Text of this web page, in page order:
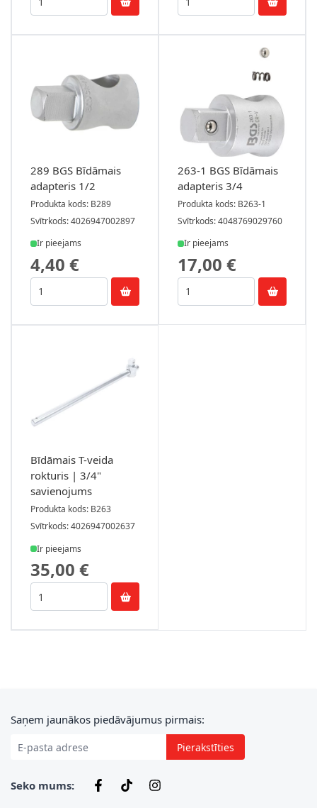
289 BGS Bīdāmais
adapteris 1/2
Produkta kods: B289
Svītrkods: 4026947002897
Ir pieejams
4,40 €
263-1 BGS Bīdāmais
adapteris 3/4
Produkta kods: B263-1
Svītrkods: 4048769029760
Ir pieejams
17,00 €
Bīdāmais T-veida
rokturis | 3/4"
savienojums
Produkta kods: B263
Svītrkods: 4026947002637
Ir pieejams
35,00 €
E-pasta adrese
Saņem jaunākos piedāvājumus pirmais:
Pierakstīties
Seko mums: